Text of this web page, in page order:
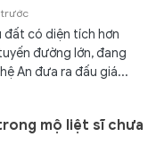
trước
đất có diện tích hơn
đường lớn, đang
An đưa ra đấu giá...
mộ liệt sĩ chưa